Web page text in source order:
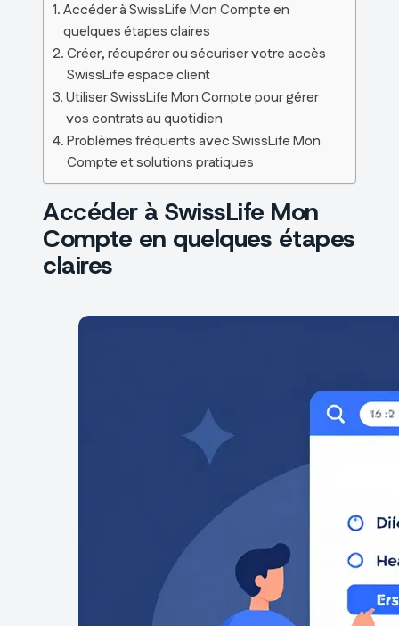
Accéder à SwissLife Mon Compte en
quelques étapes claires
Créer, récupérer ou sécuriser votre accès
SwissLife espace client
Utiliser SwissLife Mon Compte pour gérer
vos contrats au quotidien
Problèmes fréquents avec SwissLife Mon
Compte et solutions pratiques
Accéder à SwissLife Mon
Compte en quelques étapes
claires